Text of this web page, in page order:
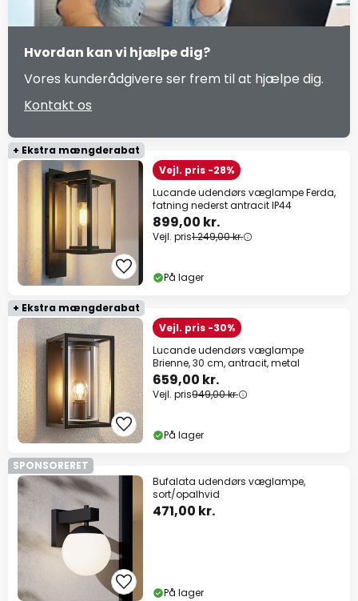
Hvordan kan vi hjælpe dig?
Vores kunderådgivere ser frem til at hjælpe dig.
Kontakt os
+ Ekstra mængderabat
Vejl. pris -28%
Lucande udendørs væglampe Ferda,
fatning nederst antracit IP44
899,00 kr.
Vejl. pris1.249,00 kr.
På lager
+ Ekstra mængderabat
Vejl. pris -30%
Lucande udendørs væglampe
Brienne, 30 cm, antracit, metal
659,00 kr.
Vejl. pris949,00 kr.
På lager
SPONSORERET
Bufalata udendørs væglampe,
sort/opalhvid
471,00 kr.
På lager